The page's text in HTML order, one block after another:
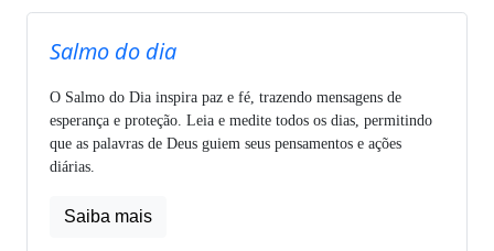
Salmo do dia
O Salmo do Dia inspira paz e fé, trazendo mensagens de
esperança e proteção. Leia e medite todos os dias, permitindo
que as palavras de Deus guiem seus pensamentos e ações
diárias.
Saiba mais